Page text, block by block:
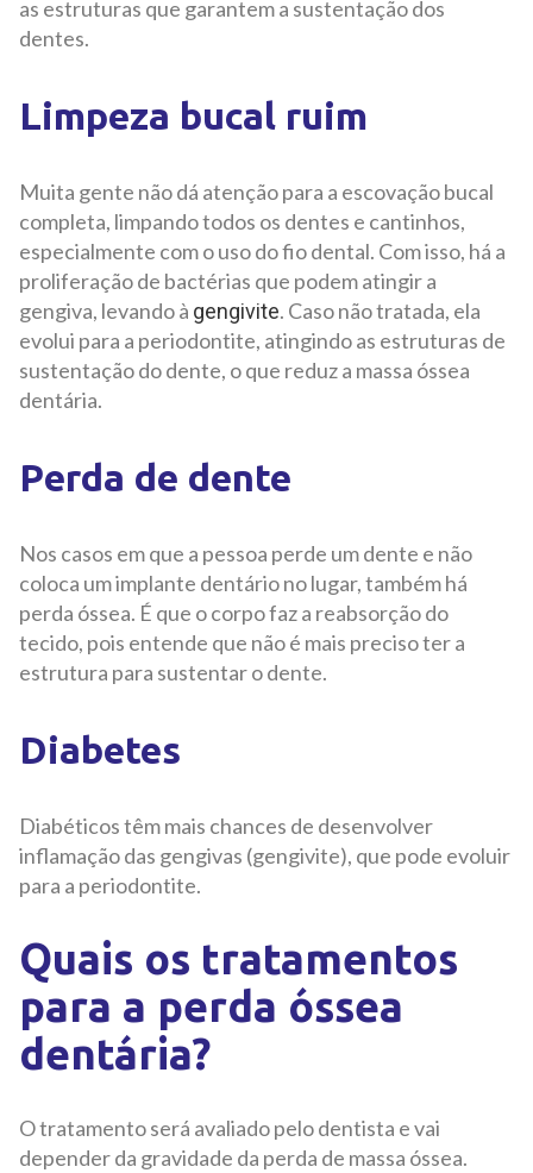
as estruturas que garantem a sustentação dos
dentes.
Limpeza bucal ruim
Muita gente não dá atenção para a escovação bucal
completa, limpando todos os dentes e cantinhos,
especialmente com o uso do fio dental. Com isso, há a
proliferação de bactérias que podem atingir a
gengiva, levando à gengivite. Caso não tratada, ela
evolui para a periodontite, atingindo as estruturas de
sustentação do dente, o que reduz a massa óssea
dentária.
Perda de dente
Nos casos em que a pessoa perde um dente e não
coloca um implante dentário no lugar, também há
perda óssea. É que o corpo faz a reabsorção do
tecido, pois entende que não é mais preciso ter a
estrutura para sustentar o dente.
Diabetes
Diabéticos têm mais chances de desenvolver
inflamação das gengivas (gengivite), que pode evoluir
para a periodontite.
Quais os tratamentos
para a perda óssea
dentária?
O tratamento será avaliado pelo dentista e vai
depender da gravidade da perda de massa óssea.